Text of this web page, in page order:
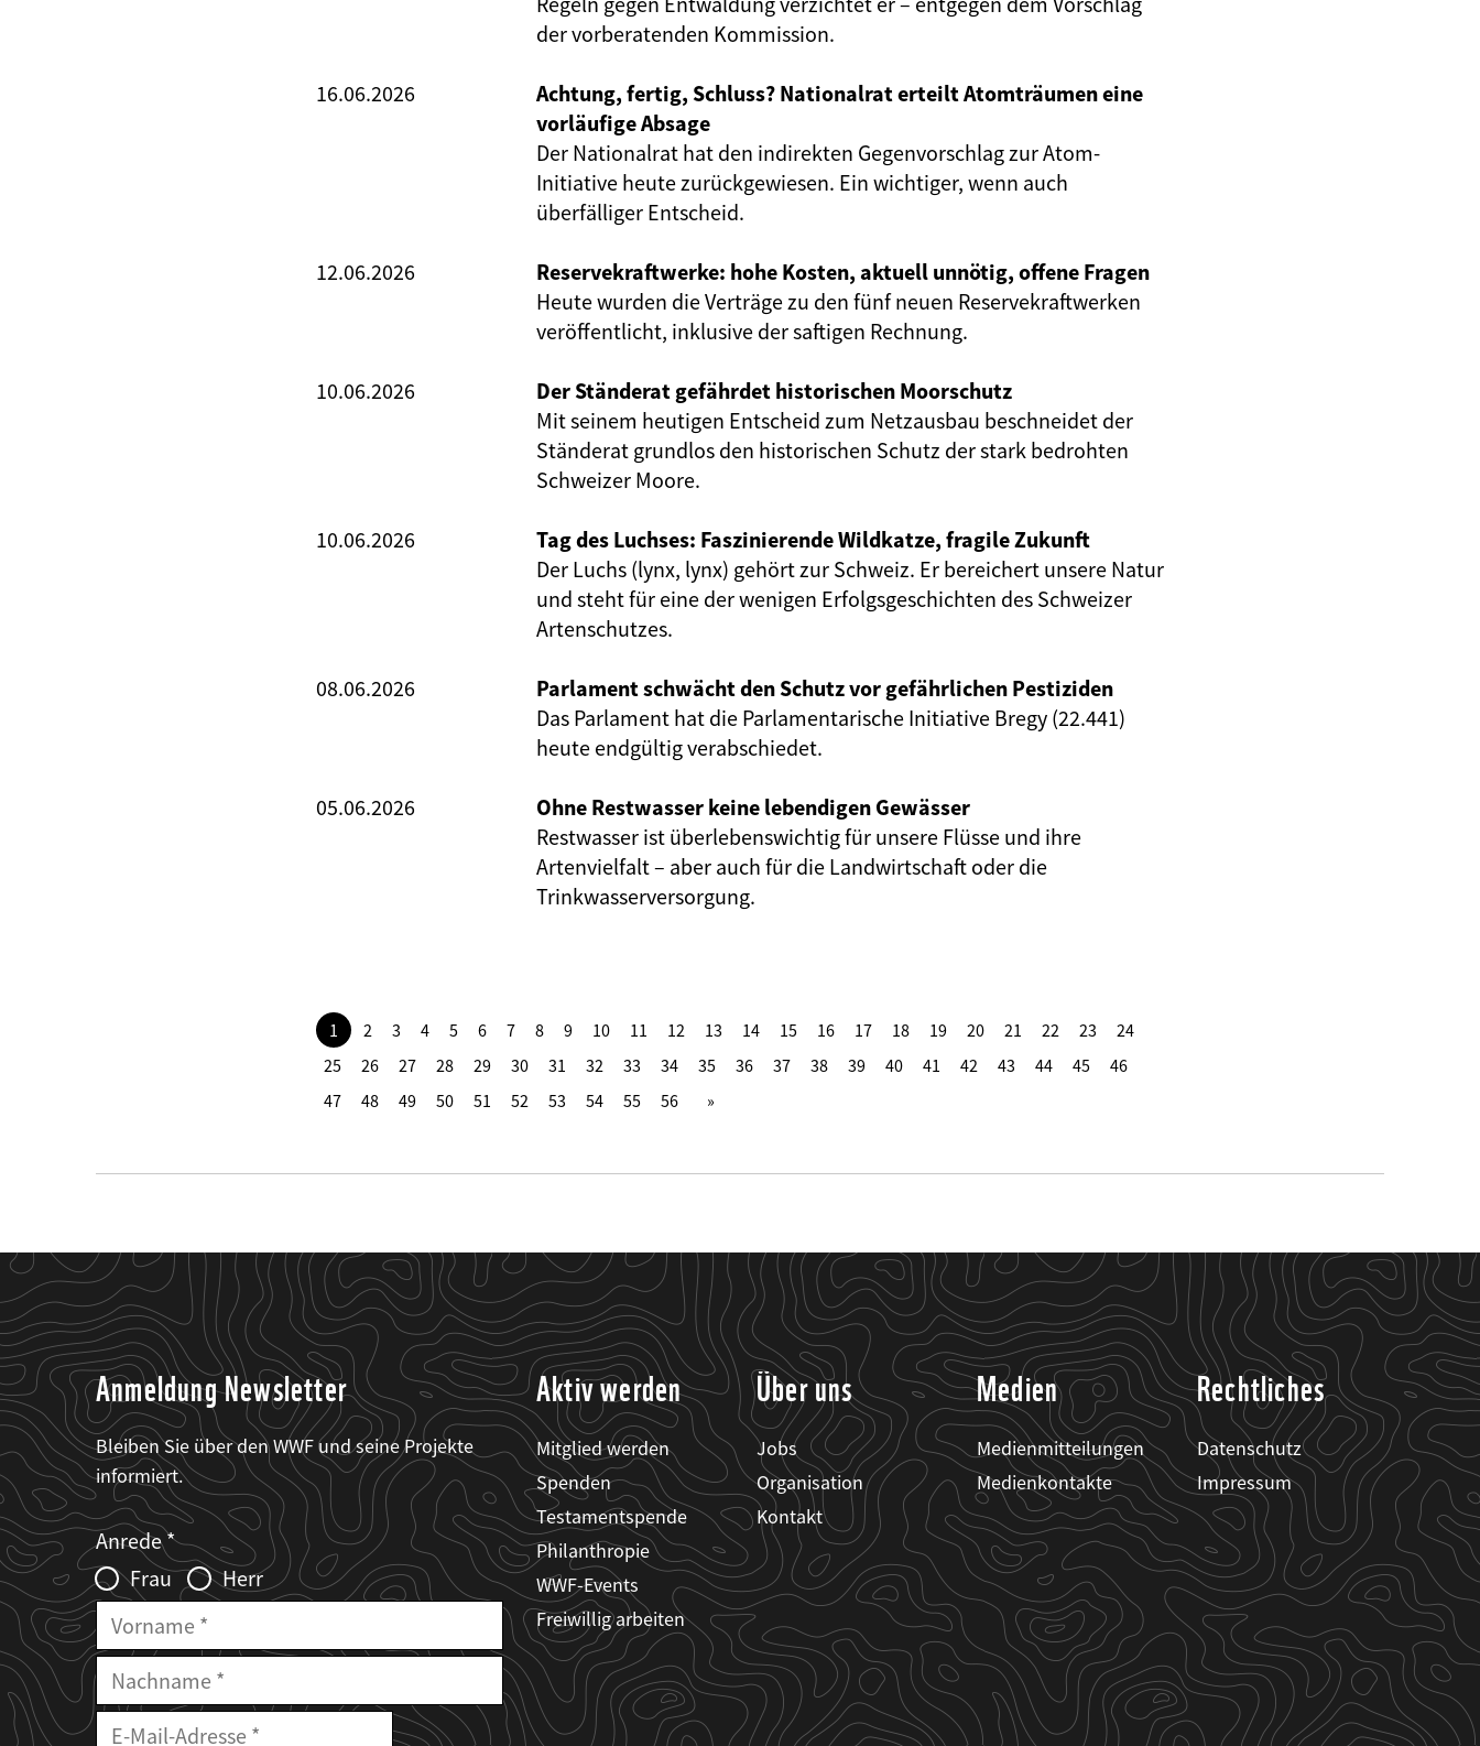
der vorberatenden Kommission.
16.06.2026
Achtung, fertig, Schluss? Nationalrat erteilt Atomträumen eine
vorläufige Absage
Der Nationalrat hat den indirekten Gegenvorschlag zur Atom-
Initiative heute zurückgewiesen. Ein wichtiger, wenn auch
überfälliger Entscheid.
12.06.2026
Reservekraftwerke: hohe Kosten, aktuell unnötig, offene Fragen
Heute wurden die Verträge zu den fünf neuen Reservekraftwerken
veröffentlicht, inklusive der saftigen Rechnung.
10.06.2026
Der Ständerat gefährdet historischen Moorschutz
Mit seinem heutigen Entscheid zum Netzausbau beschneidet der
Ständerat grundlos den historischen Schutz der stark bedrohten
Schweizer Moore.
10.06.2026
Tag des Luchses: Faszinierende Wildkatze, fragile Zukunft
Der Luchs (lynx, lynx) gehört zur Schweiz. Er bereichert unsere Natur
und steht für eine der wenigen Erfolgsgeschichten des Schweizer
Artenschutzes.
08.06.2026
Parlament schwächt den Schutz vor gefährlichen Pestiziden
Das Parlament hat die Parlamentarische Initiative Bregy (22.441)
heute endgültig verabschiedet.
05.06.2026
Ohne Restwasser keine lebendigen Gewässer
Restwasser ist überlebenswichtig für unsere Flüsse und ihre
Artenvielfalt – aber auch für die Landwirtschaft oder die
Trinkwasserversorgung.
1 2 3 4 5 6 7 8 9 10 11 12 13 14 15 16 17 18 19 20 21 22 23
24
25
26 27 28 29 30 31 32 33 34 35 36 37 38 39 40 41 42 43 44 45
46
47
48 49 50 51 52 53 54 55 56
Anmeldung Newsletter
Bleiben Sie über den WWF und seine Projekte
informiert.
Web2Case
Infofelder
Fieldset
anrede_name
Anrede
Frau
Herr
Vorname
Nachname
E-
Mailadresse
Aktiv werden
Mitglied werden
Spenden
Testamentspende
Philanthropie
WWF-Events
Freiwillig arbeiten
Über uns
Jobs
Organisation
Kontakt
Medien
Medienmitteilungen
Medienkontakte
Rechtliches
Datenschutz
Impressum